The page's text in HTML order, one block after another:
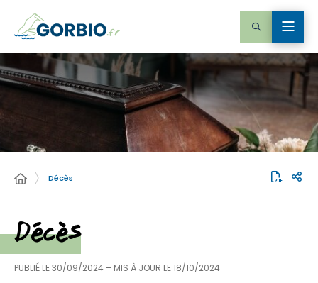
Décès
Décès
PUBLIÉ LE30/09/2024 – MIS À JOUR LE18/10/2024